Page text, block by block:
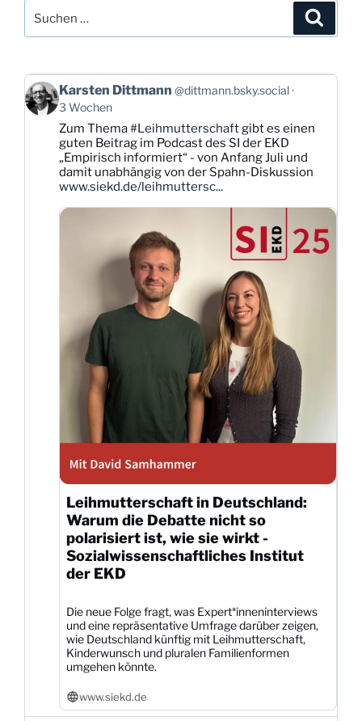
nach:
Beitrag
von
Karsten
Dittmann
Bluesky
ansehen
Karsten Dittmann @dittmann.bsky.social
3 Wochen
Zum Thema#Leihmutterschaftgibt es einen
guten Beitrag im Podcast des SI der EKD
„Empirisch informiert“ - von Anfang Juli und
damit unabhängig von der Spahn-Diskussion
www.siekd.de/leihmuttersc...
Leihmutterschaft in Deutschland:
Warum die Debatte nicht so
polarisiert ist, wie sie wirkt -
Sozialwissenschaftliches Institut
der EKD
Die neue Folge fragt, was Expert*inneninterviews
und eine repräsentative Umfrage darüber zeigen,
wie Deutschland künftig mit Leihmutterschaft,
Kinderwunsch und pluralen Familienformen
umgehen könnte.
www.siekd.de